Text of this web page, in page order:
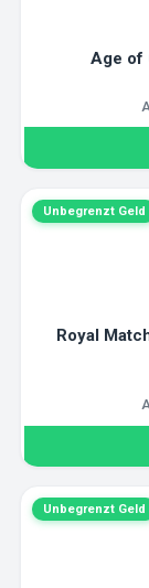
Age of
Unbegrenzt Geld
Royal
Unbegrenzt Geld